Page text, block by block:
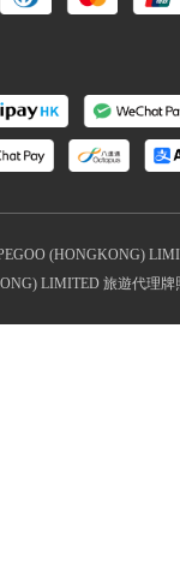
(HONGKONG)
LIMITED 旅遊代理牌